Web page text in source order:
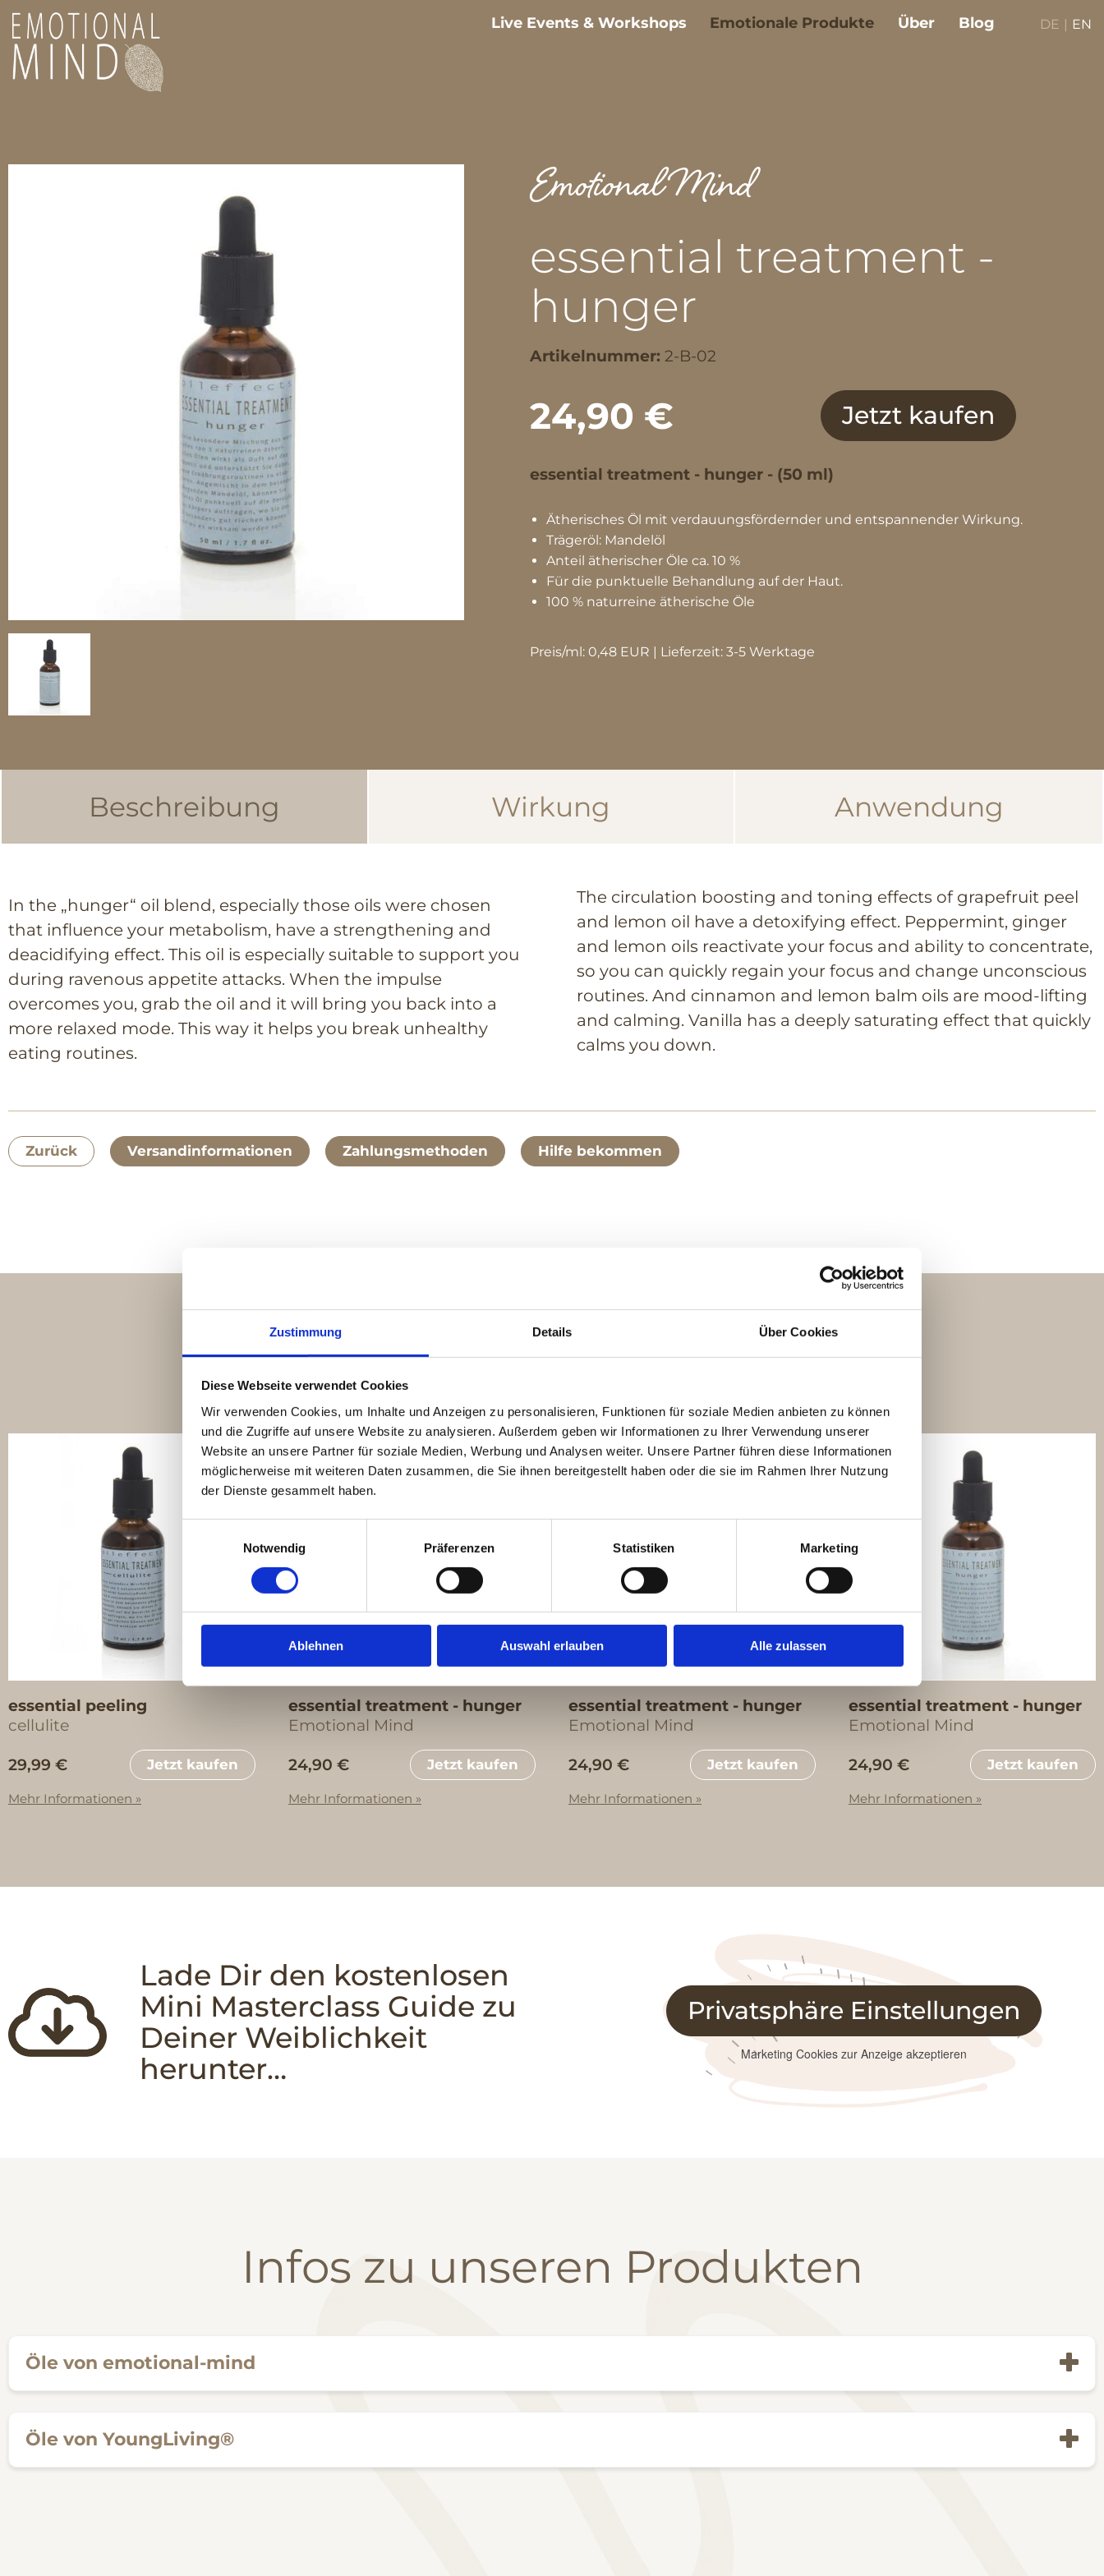
Zustimmung Details Über Cookies
Diese Webseite verwendet Cookies
Wir verwenden Cookies, um Inhalte und Anzeigen zu personalisieren, Funktionen für soziale Medien anbieten zu können
und die Zugriffe auf unsere Website zu analysieren. Außerdem geben wir Informationen zu Ihrer Verwendung unserer
Website an unsere Partner für soziale Medien, Werbung und Analysen weiter. Unsere Partner führen diese Informationen
möglicherweise mit weiteren Daten zusammen, die Sie ihnen bereitgestellt haben oder die sie im Rahmen Ihrer Nutzung
der Dienste gesammelt haben.
Notwendig
Präferenzen Statistiken Marketing
Ablehnen Auswahl erlauben Alle zulassen
Live Events & Workshops Emotionale Produkte Über Blog DE | EN
Emotional Mind
essential treatment -
hunger
Artikelnummer: 2-B-02
24,90 € Jetzt kaufen
essential treatment - hunger - (50 ml)
Ätherisches Öl mit verdauungsfördernder und entspannender Wirkung.
Trägeröl: Mandelöl
Anteil ätherischer Öle ca. 10 %
Für die punktuelle Behandlung auf der Haut.
100 % naturreine ätherische Öle
Preis/ml: 0,48 EUR | Lieferzeit: 3-5 Werktage
Beschreibung Wirkung Anwendung
In the „hunger“ oil blend, especially those oils were chosen
that influence your metabolism, have a strengthening and
deacidifying effect. This oil is especially suitable to support you
during ravenous appetite attacks. When the impulse
overcomes you, grab the oil and it will bring you back into a
more relaxed mode. This way it helps you break unhealthy
eating routines.
The circulation boosting and toning effects of grapefruit peel
and lemon oil have a detoxifying effect. Peppermint, ginger
and lemon oils reactivate your focus and ability to concentrate,
so you can quickly regain your focus and change unconscious
routines. And cinnamon and lemon balm oils are mood-lifting
and calming. Vanilla has a deeply saturating effect that quickly
calms you down.
Zurück Versandinformationen Zahlungsmethoden Hilfe bekommen
Bestsellers / Featured Produkte
essential peeling
cellulite
29,99 € Jetzt kaufen
Mehr Informationen »
essential treatment - hunger
Emotional Mind
24,90 € Jetzt kaufen
Mehr Informationen »
essential treatment - hunger
Emotional Mind
24,90 € Jetzt kaufen
Mehr Informationen »
essential treatment - hunger
Emotional Mind
24,90 € Jetzt kaufen
Mehr Informationen »
Lade Dir den kostenlosen
Mini Masterclass Guide zu
Deiner Weiblichkeit
herunter…
Privatsphäre Einstellungen
Marketing Cookies zur Anzeige akzeptieren
Infos zu unseren Produkten
Öle von emotional-mind
Öle von YoungLiving®